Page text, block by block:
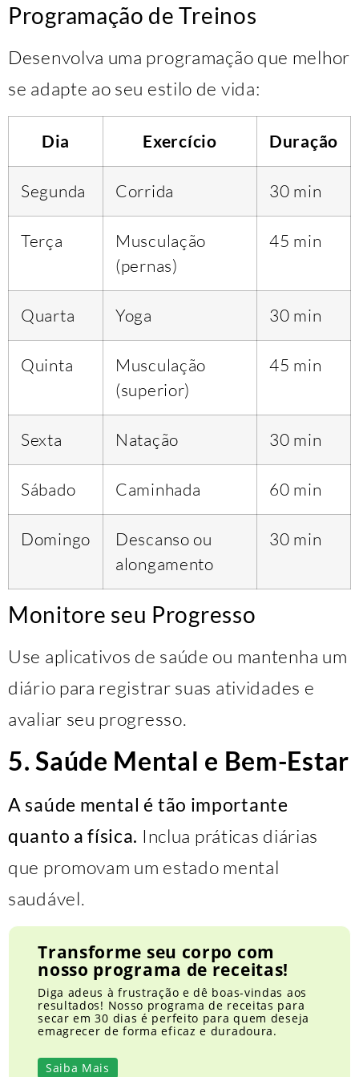
Programação de Treinos
Desenvolva uma programação que melhor
se adapte ao seu estilo de vida:
Dia Exercício Duração
Segunda Corrida 30 min
Terça
Musculação
(pernas)
45 min
Quarta Yoga 30 min
Quinta
Musculação
(superior)
45 min
Sexta Natação 30 min
Sábado Caminhada 60 min
Domingo
Descanso ou
alongamento
30 min
Monitore seu Progresso
Use aplicativos de saúde ou mantenha um
diário para registrar suas atividades e
avaliar seu progresso.
5. Saúde Mental e Bem-Estar
A saúde mental é tão importante
quanto a física. Inclua práticas diárias
que promovam um estado mental
saudável.
Transforme seu corpo com
nosso programa de receitas!
Diga adeus à frustração e dê boas-vindas aos
resultados! Nosso programa de receitas para
secar em 30 dias é perfeito para quem deseja
emagrecer de forma eficaz e duradoura.
Saiba Mais